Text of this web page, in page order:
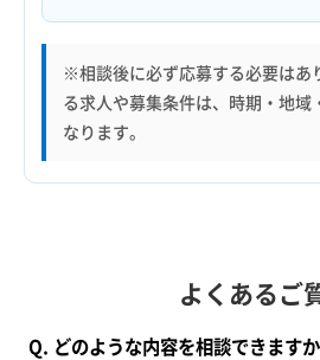
※相談後に必ず応募する必要はあ
る求人や募集条件は、時期・地域
なります。
よくあるご
Q. どのような内容を相談できます